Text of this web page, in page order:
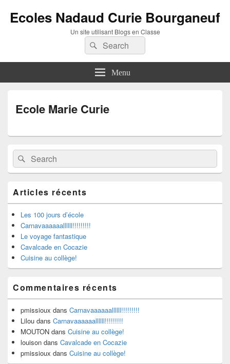
Ecoles Nadaud Curie Bourganeuf
Un site utilisant Blogs en Classe
Search
for:
Search
Menu
Ecole Marie Curie
Primary
Sidebar
Widget
Area
Search
for:
Search
Articles récents
Les 100 jours d’école
Carnavaaaaaallllll!!!!!!!!!
Le voyage fantastique
Cavalcade en Cocazie
Cuisine au collège!
Commentaires récents
pmissioux dans Carnavaaaaaallllll!!!!!!!!!
Lilou dans Carnavaaaaaallllll!!!!!!!!!
MOUTON dans Cuisine au collège!
louison dans Cavalcade en Cocazie
pmissioux dans Cuisine au collège!